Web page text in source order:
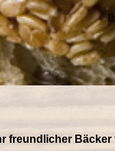
freundlicher